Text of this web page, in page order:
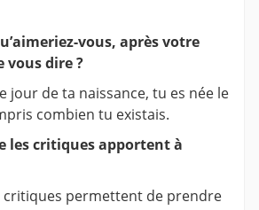
vous, après votre
vous dire ?
jour de ta naissance, tu es née le
combien tu existais.
les critiques apportent à
critiques permettent de prendre